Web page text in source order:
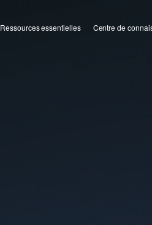
Ressources essentielles Centre de